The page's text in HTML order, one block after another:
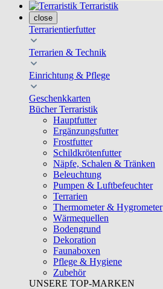
Terraristik
close
Terrarientierfutter
Terrarien & Technik
Einrichtung & Pflege
Geschenkkarten
Bücher Terraristik
Hauptfutter
Ergänzungsfutter
Frostfutter
Schildkrötenfutter
Näpfe, Schalen & Tränken
Beleuchtung
Pumpen & Luftbefeuchter
Terrarien
Thermometer & Hygrometer
Wärmequellen
Bodengrund
Dekoration
Faunaboxen
Pflege & Hygiene
Zubehör
UNSERE TOP-MARKEN